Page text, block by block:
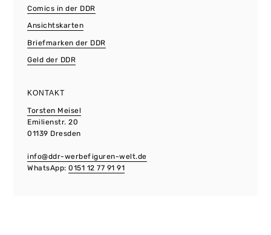
Comics in der DDR
Ansichtskarten
Briefmarken der DDR
Geld der DDR
KONTAKT
Torsten Meisel
Emilienstr. 20
01139 Dresden
info@ddr-werbefiguren-welt.de
WhatsApp:0151 12 77 91 91